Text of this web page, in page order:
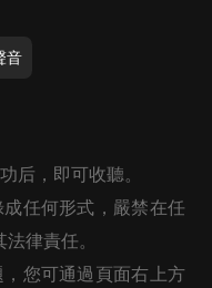
音
后，即可收聽。
任何形式，嚴禁在任
律責任。
您可通過頁面右上方